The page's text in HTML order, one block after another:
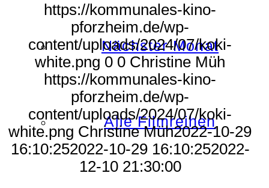
Nächster Monat
Alle Filmreihen
https://kommunales-kino-
pforzheim.de/wp-
content/uploads/2024/07/koki-
white.png 0 0 Christine Müh
https://kommunales-kino-
pforzheim.de/wp-
content/uploads/2024/07/koki-
white.png Christine Müh2022-10-29
16:10:252022-10-29 16:10:252022-
12-10 21:30:00